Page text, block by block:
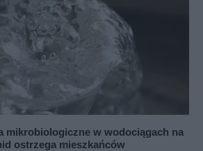
mikrobiologiczne w wodociągach na
ostrzega mieszkańców